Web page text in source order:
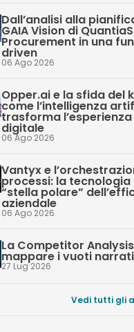
Dall’analisi alla
GAIA Vision di
Procurement in una
driven
06 Ago 2026
Opper.ai e la sfida del
come l’intelligenza
trasforma
digitale
06 Ago 2026
Vantyx e
processi: la tecnologia
“stella polare”
aziendale
06 Ago 2026
La Competitor
mappare i vuoti
27 Lug 2026
Vedi tutti gli